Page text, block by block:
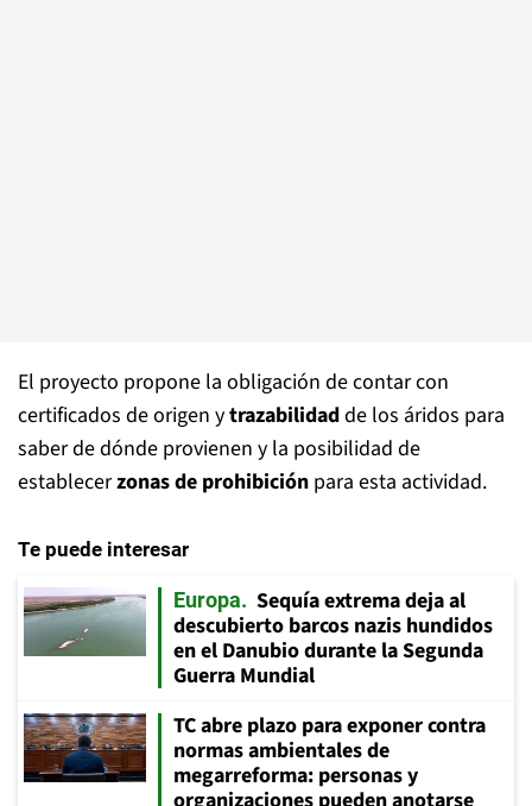
El proyecto propone la obligación de contar con
certificados de origen ytrazabilidadde los áridos para
saber de dónde provienen y la posibilidad de
establecerzonas de prohibición para esta actividad.
Te puede interesar
Europa
Sequía extrema deja al
descubierto barcos nazis hundidos
en el Danubio durante la Segunda
Guerra Mundial
TC abre plazo para exponer contra
normas ambientales de
megarreforma: personas y